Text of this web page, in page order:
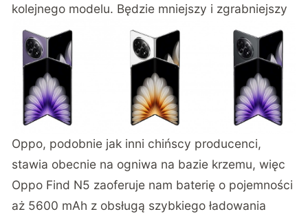
kolejnego modelu. Będzie mniejszy i zgrabniejszy
Oppo, podobnie jak inni chińscy producenci,
stawia obecnie na ogniwa na bazie krzemu, więc
Oppo Find N5 zaoferuje nam baterię o pojemności
aż 5600 mAh z obsługą szybkiego ładowania